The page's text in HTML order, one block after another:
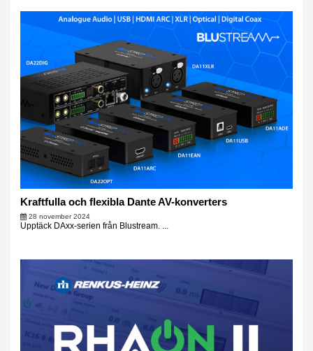
Kraftfulla och flexibla Dante AV-konverters
28 november 2024
Upptäck DAxx-serien från Blustream. ...